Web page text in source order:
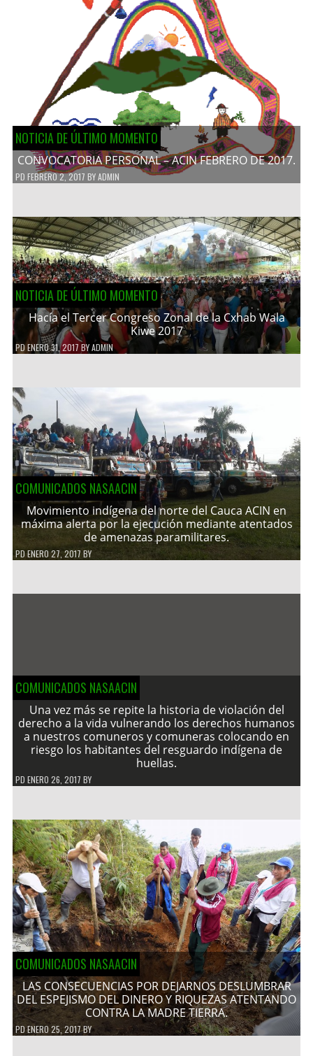
NOTICIA DE ÚLTIMO MOMENTO
CONVOCATORIA PERSONAL – ACIN FEBRERO DE 2017.
PD FEBRERO 2, 2017 BYADMIN
NOTICIA DE ÚLTIMO MOMENTO
Hacía el Tercer Congreso Zonal de la Cxhab Wala
Kiwe 2017
PDENERO 31, 2017 BYADMIN
COMUNICADOS NASAACIN
Movimiento indígena del norte del Cauca ACIN en
máxima alerta por la ejecución mediante atentados
de amenazas paramilitares.
PDENERO 27, 2017 BY
COMUNICADOS NASAACIN
Una vez más se repite la historia de violación del
derecho a la vida vulnerando los derechos humanos
a nuestros comuneros y comuneras colocando en
riesgo los habitantes del resguardo indígena de
huellas.
PD ENERO 26, 2017 BY
COMUNICADOS NASAACIN
LAS CONSECUENCIAS POR DEJARNOS DESLUMBRAR
DEL ESPEJISMO DEL DINERO Y RIQUEZAS ATENTANDO
CONTRA LA MADRE TIERRA.
PDENERO 25, 2017BY